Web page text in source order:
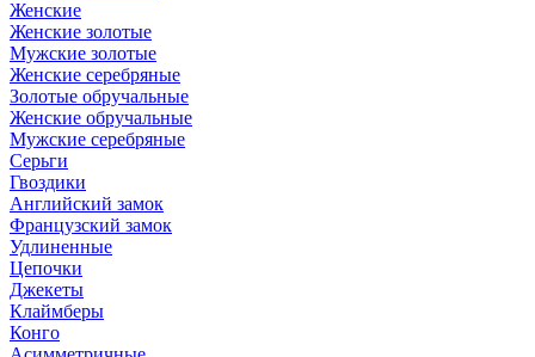
Женские
Женские золотые
Мужские золотые
Женские серебряные
Золотые обручальные
Женские обручальные
Мужские серебряные
Серьги
Гвоздики
Английский замок
Французский замок
Удлиненные
Цепочки
Джекеты
Клаймберы
Конго